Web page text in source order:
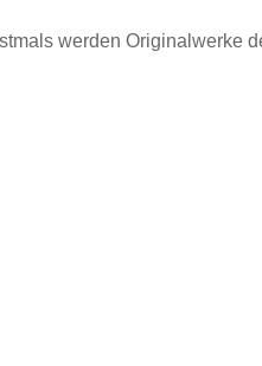
werden Originalwerke